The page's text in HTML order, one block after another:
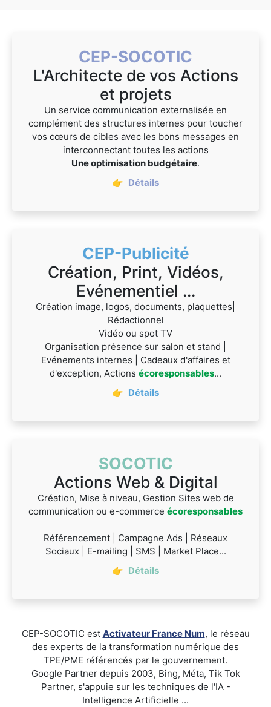
CEP-SOCOTIC
L'Architecte de vos Actions
et projets
Un service communication externalisée en
complément des structures internes pour toucher
vos cœurs de cibles avec les bons messages en
interconnectant toutes les actions
Une optimisation budgétaire.
👉 Détails
CEP-Publicité
Création, Print, Vidéos,
Evénementiel ...
Création image, logos, documents, plaquettes|
Rédactionnel
Vidéo ou spot TV
Organisation présence sur salon et stand |
Evénements internes | Cadeaux d'affaires et
d'exception, Actions écoresponsables...
👉 Détails
SOCOTIC
Actions Web & Digital
Création, Mise à niveau, Gestion Sites web de
communication ou e-commerce écoresponsables
Référencement | Campagne Ads | Réseaux
Sociaux | E-mailing | SMS | Market Place...
👉 Détails
CEP-SOCOTIC est Activateur France Num, le réseau
des experts de la transformation numérique des
TPE/PME référencés par le gouvernement.
Google Partner depuis 2003, Bing, Méta, Tik Tok
Partner, s'appuie sur les techniques de l'IA -
Intelligence Artificielle ...